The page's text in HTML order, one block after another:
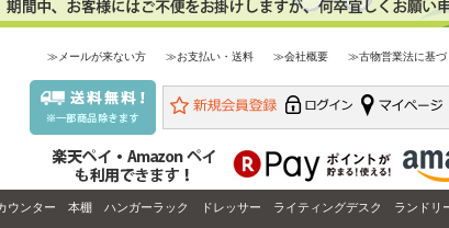
≫メールが来ない方 ≫お支払い・送料 ≫会社概要 ≫古物営業法に基づ
ウンター 本棚 ハンガーラック ドレッサー ライティングデスク ランドリ